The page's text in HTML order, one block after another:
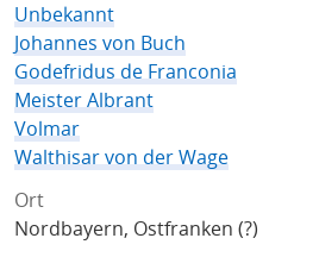
Unbekannt
Johannes von Buch
Godefridus de Franconia
Meister Albrant
Volmar
Walthisar von der Wage
Ort
Nordbayern, Ostfranken (?)